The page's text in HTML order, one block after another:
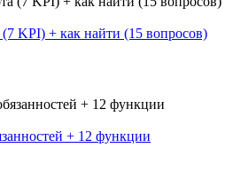
KPI) + как найти (15 вопросов)
+ 12 функции